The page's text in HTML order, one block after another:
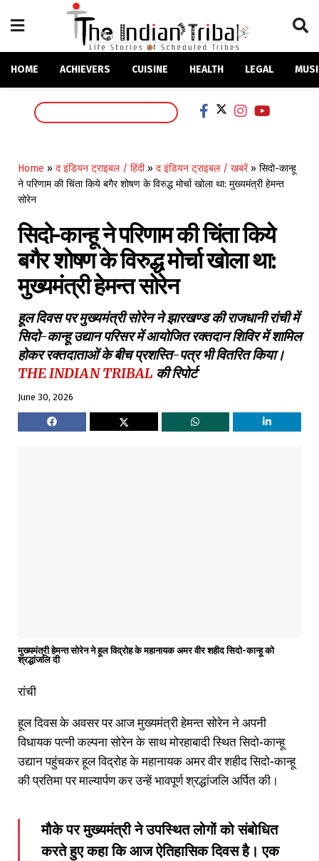
HOME ACHIEVERS CUISINE HEALTH LEGAL
Home » द इंडियन ट्राइबल / हिंदी» द इंडियन ट्राइबल / खबरें» सिदो-कान्हू
ने परिणाम की चिंता किये बगैर शोषण के विरुद्ध मोर्चा खोला था: मुख्यमंत्री हेमन्त
सोरेन
सिदो-कान्हू ने परिणाम की चिंता किये
बगैर शोषण के विरुद्ध मोर्चा खोला था:
मुख्यमंत्री हेमन्त सोरेन
हूल दिवस पर मुख्यमंत्री सोरेन ने झारखण्ड की राजधानी रांची में
सिदो-कान्हू उद्यान परिसर में आयोजित रक्तदान शिविर में शामिल
होकर रक्तदाताओं के बीच प्रशस्ति-पत्र भी वितरित किया।
THE INDIAN TRIBAL की रिपोर्ट
June 30, 2026
मुख्यमंत्री हेमन्त सोरेन ने हूल विद्रोह के महानायक अमर वीर शहीद सिदो-कान्हू को
श्रद्धांजलि दी
रांची
हूल दिवस के अवसर पर आज मुख्यमंत्री हेमन्त सोरेन ने अपनी
विधायक पत्नी कल्पना सोरेन के साथ मोरहाबादी स्थित सिदो-कान्हू
उद्यान पहुंचकर हूल विद्रोह के महानायक अमर वीर शहीद सिदो-कान्हू
की प्रतिमा पर माल्यार्पण कर उन्हें भावपूर्ण श्रद्धांजलि अर्पित की।
मौके पर मुख्यमंत्री ने उपस्थित लोगों को संबोधित
करते हुए कहा कि आज ऐतिहासिक दिवस है। एक